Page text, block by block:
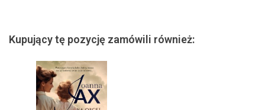
Kupujący tę pozycję zamówili również: